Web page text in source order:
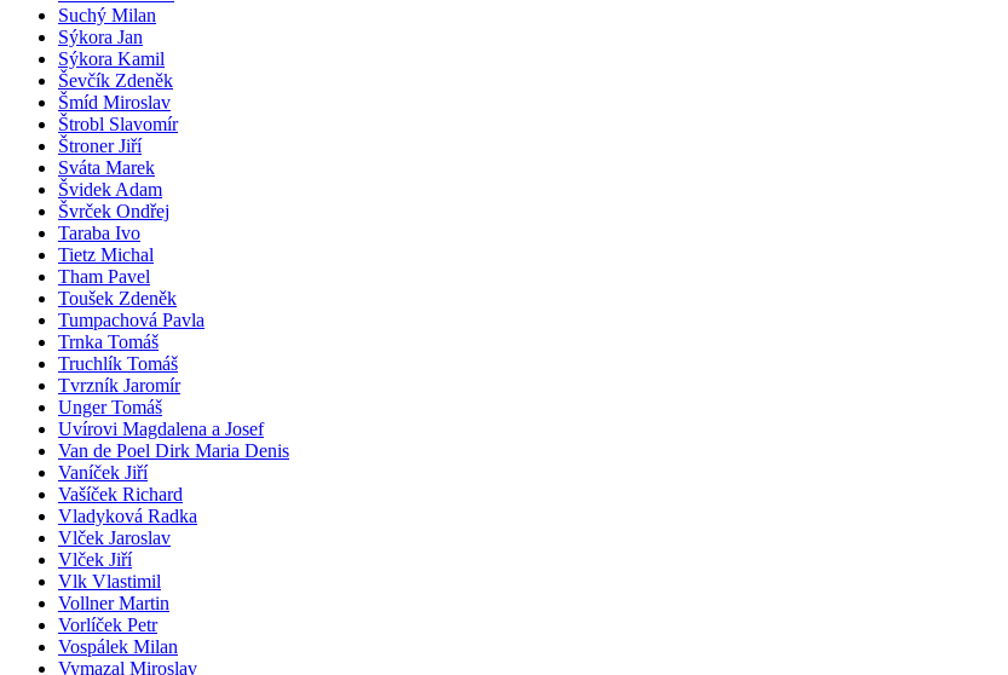
Suchý Milan
Sýkora Jan
Sýkora Kamil
Ševčík Zdeněk
Šmíd Miroslav
Štrobl Slavomír
Štroner Jiří
Sváta Marek
Švidek Adam
Švrček Ondřej
Taraba Ivo
Tietz Michal
Tham Pavel
Toušek Zdeněk
Tumpachová Pavla
Trnka Tomáš
Truchlík Tomáš
Tvrzník Jaromír
Unger Tomáš
Uvírovi Magdalena a Josef
Van de Poel Dirk Maria Denis
Vaníček Jiří
Vašíček Richard
Vladyková Radka
Vlček Jaroslav
Vlček Jiří
Vlk Vlastimil
Vollner Martin
Vorlíček Petr
Vospálek Milan
Vymazal Miroslav